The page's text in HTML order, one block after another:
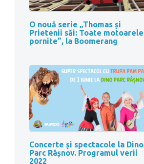
O nouă serie „Thomas și
Prietenii săi: Toate motoarele
pornite”, la Boomerang
Concerte și spectacole la Dino
Parc Râșnov. Programul verii
2022